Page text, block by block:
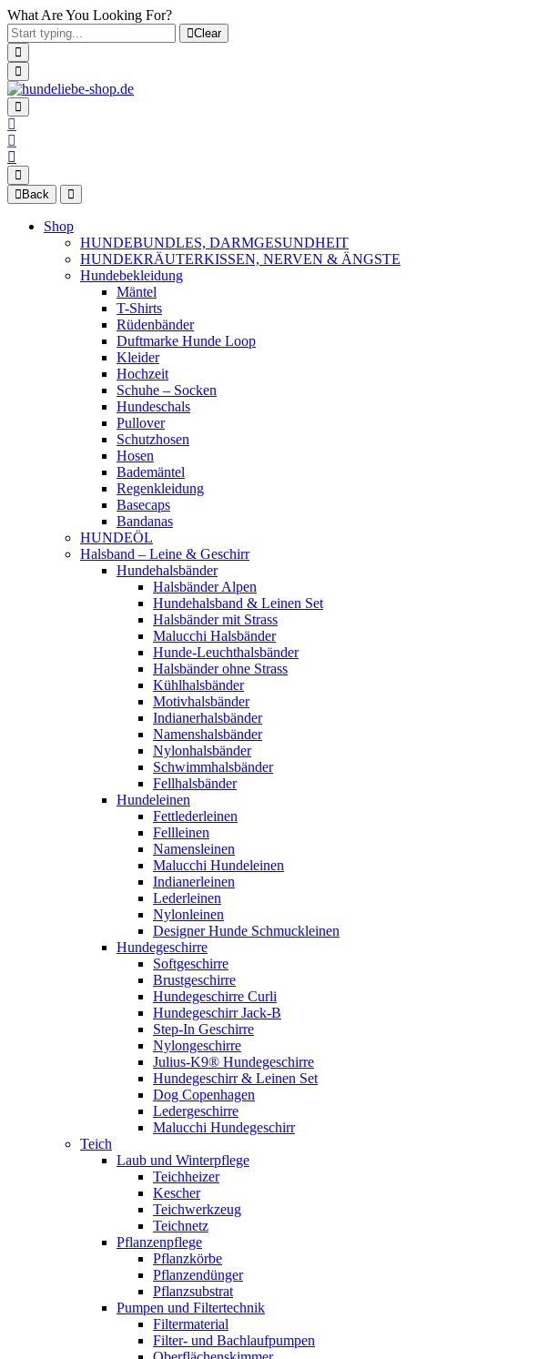
What Are You Looking For?
Clear
Back
Shop
HUNDEBUNDLES, DARMGESUNDHEIT
HUNDEKRÄUTERKISSEN, NERVEN & ÄNGSTE
Hundebekleidung
Mäntel
T-Shirts
Rüdenbänder
Duftmarke Hunde Loop
Kleider
Hochzeit
Schuhe – Socken
Hundeschals
Pullover
Schutzhosen
Hosen
Bademäntel
Regenkleidung
Basecaps
Bandanas
HUNDEÖL
Halsband – Leine & Geschirr
Hundehalsbänder
Halsbänder Alpen
Hundehalsband & Leinen Set
Halsbänder mit Strass
Malucchi Halsbänder
Hunde-Leuchthalsbänder
Halsbänder ohne Strass
Kühlhalsbänder
Motivhalsbänder
Indianerhalsbänder
Namenshalsbänder
Nylonhalsbänder
Schwimmhalsbänder
Fellhalsbänder
Hundeleinen
Fettlederleinen
Fellleinen
Namensleinen
Malucchi Hundeleinen
Indianerleinen
Lederleinen
Nylonleinen
Designer Hunde Schmuckleinen
Hundegeschirre
Softgeschirre
Brustgeschirre
Hundegeschirre Curli
Hundegeschirr Jack-B
Step-In Geschirre
Nylongeschirre
Julius-K9® Hundegeschirre
Hundegeschirr & Leinen Set
Dog Copenhagen
Ledergeschirre
Malucchi Hundegeschirr
Teich
Laub und Winterpflege
Teichheizer
Kescher
Teichwerkzeug
Teichnetz
Pflanzenpflege
Pflanzkörbe
Pflanzendünger
Pflanzsubstrat
Pumpen und Filtertechnik
Filtermaterial
Filter- und Bachlaufpumpen